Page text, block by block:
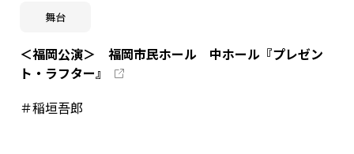
舞台
＜福岡公演＞ 福岡市民ホール 中ホール『プレゼン
ト・ラフター』
＃稲垣吾郎